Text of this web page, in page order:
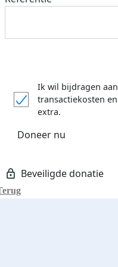
Ik wil bijdragen
transactiekosten
extra.
Doneer nu